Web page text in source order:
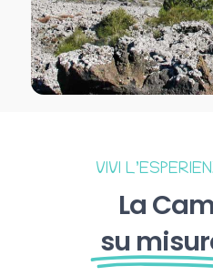
VIVI
La
su